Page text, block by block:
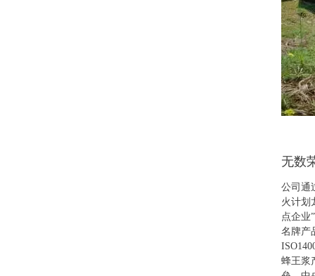
无数
公司通
火计划
点企业
名牌产
蜂王浆